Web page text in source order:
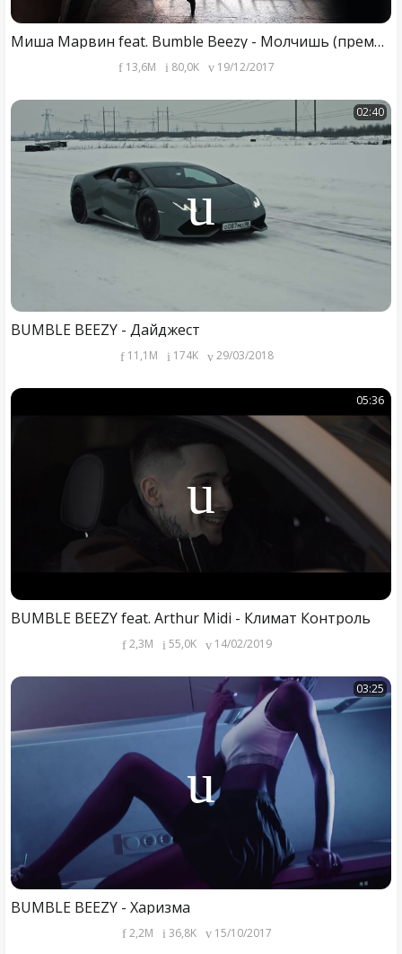
Миша Марвин feat. Bumble Beezy - Молчишь (премьера клипа, 2017)
13,6M 80,0K 19/12/2017
02:40
BUMBLE BEEZY - Дайджест
11,1M 174K 29/03/2018
05:36
BUMBLE BEEZY feat. Arthur Midi - Климат Контроль
2,3M 55,0K 14/02/2019
03:25
BUMBLE BEEZY - Харизма
2,2M 36,8K 15/10/2017